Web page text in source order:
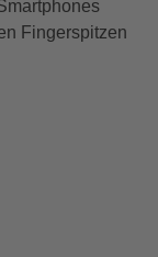
Fingerspitzen